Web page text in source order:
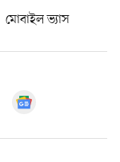
মোবাইল ভ্যাস